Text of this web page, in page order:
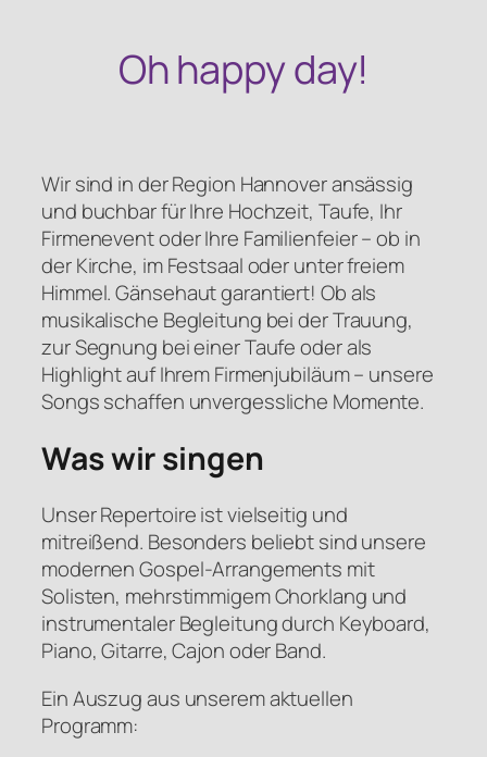
Oh happy day!
Wir sind in der Region Hannover ansässig
und buchbar für Ihre Hochzeit, Taufe, Ihr
Firmenevent oder Ihre Familienfeier – ob in
der Kirche, im Festsaal oder unter freiem
Himmel. Gänsehaut garantiert! Ob als
musikalische Begleitung bei der Trauung,
zur Segnung bei einer Taufe oder als
Highlight auf Ihrem Firmenjubiläum – unsere
Songs schaffen unvergessliche Momente.
Was wir singen
Unser Repertoire ist vielseitig und
mitreißend. Besonders beliebt sind unsere
modernen Gospel-Arrangements mit
Solisten, mehrstimmigem Chorklang und
instrumentaler Begleitung durch Keyboard,
Piano, Gitarre, Cajon oder Band.
Ein Auszug aus unserem aktuellen
Programm: